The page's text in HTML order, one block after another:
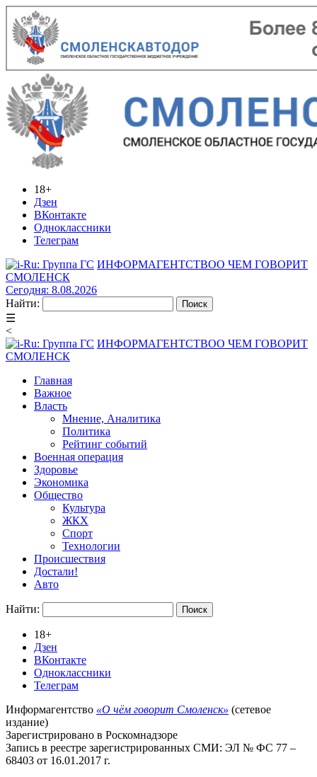
18+
Дзен
ВКонтакте
Одноклассники
Телеграм
ИНФОРМАГЕНТСТВОО ЧЕМ ГОВОРИТ
СМОЛЕНСК
Сегодня: 8.08.2026
Найти:
☰
<
ИНФОРМАГЕНТСТВОО ЧЕМ ГОВОРИТ
СМОЛЕНСК
Главная
Важное
Власть
Мнение, Аналитика
Политика
Рейтинг событий
Военная операция
Здоровье
Экономика
Общество
Культура
ЖКХ
Спорт
Технологии
Происшествия
Достали!
Авто
Найти:
18+
Дзен
ВКонтакте
Одноклассники
Телеграм
Информагентство «О чём говорит Смоленск» (сетевое
издание)
Зарегистрировано в Роскомнадзоре
Запись в реестре зарегистрированных СМИ: ЭЛ № ФС 77 –
68403 от 16.01.2017 г.